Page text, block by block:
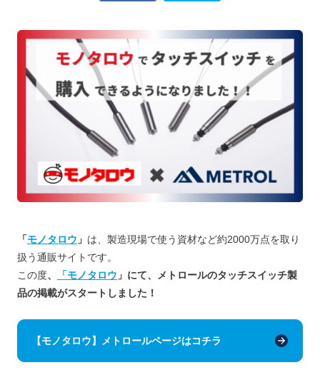
「モノタロウ 」 は、製造現場で使う資材など約2000万点を取り
扱う通販サイトです。
この度、 「モノタロウ 」にて、メトロールのタッチスイッチ製
品の掲載がスタートしました！
【モノタロウ】メトロールページはコチラ